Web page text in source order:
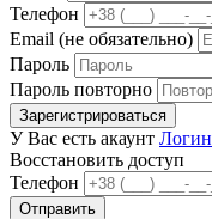
Телефон
Email (не обязательно)
Пароль
Пароль повторно
Зарегистрироваться
У Вас есть акаунт Логин
Восстановить доступ
Телефон
Отправить